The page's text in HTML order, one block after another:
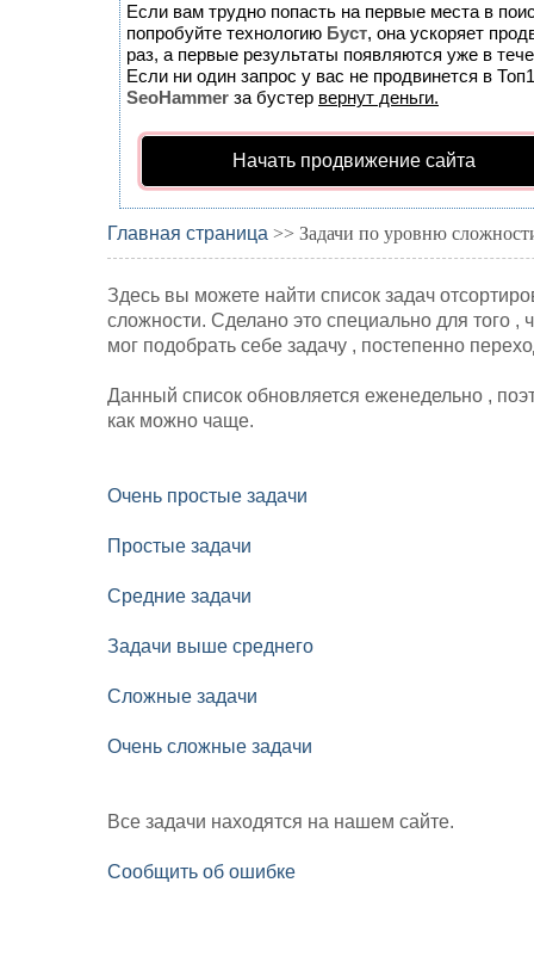
Если вам трудно попасть на первые места в
попробуйте технологию Буст, она ускоряет
раз, а первые результаты появляются уже в
Если ни один запрос у вас не продвинется в
SeoHammer за бустер вернут деньги.
Начать продвижение сайта
Главная страница >> Задачи по уровню
Здесь вы можете найти список задач
сложности. Сделано это специально для того ,
мог подобрать себе задачу , постепенно
Данный список обновляется еженедельно ,
как можно чаще.
Очень простые задачи
Простые задачи
Средние задачи
Задачи выше среднего
Сложные задачи
Очень сложные задачи
Все задачи находятся на нашем сайте.
Сообщить об ошибке